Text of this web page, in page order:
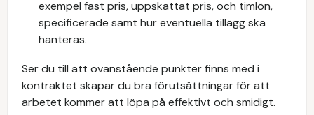
exempel fast pris, uppskattat pris, och timlön,
specificerade samt hur eventuella tillägg ska
hanteras.
Ser du till att ovanstående punkter finns med i
kontraktet skapar du bra förutsättningar för att
arbetet kommer att löpa på effektivt och smidigt.